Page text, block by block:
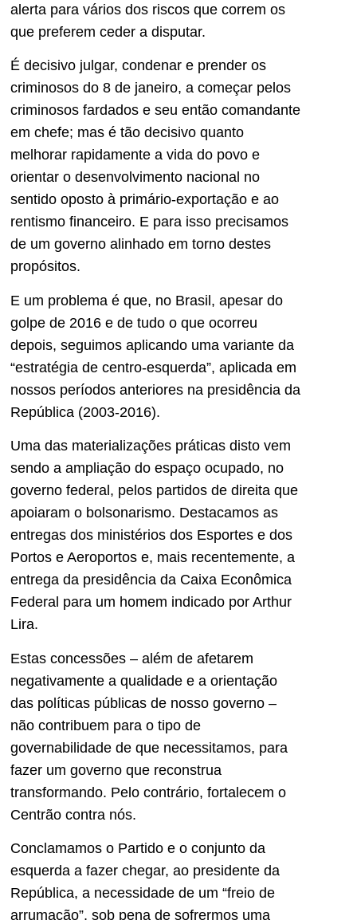
alerta para vários dos riscos que correm os
que preferem ceder a disputar.
É decisivo julgar, condenar e prender os
criminosos do 8 de janeiro, a começar pelos
criminosos fardados e seu então comandante
em chefe; mas é tão decisivo quanto
melhorar rapidamente a vida do povo e
orientar o desenvolvimento nacional no
sentido oposto à primário-exportação e ao
rentismo financeiro. E para isso precisamos
de um governo alinhado em torno destes
propósitos.
E um problema é que, no Brasil, apesar do
golpe de 2016 e de tudo o que ocorreu
depois, seguimos aplicando uma variante da
“estratégia de centro-esquerda”, aplicada em
nossos períodos anteriores na presidência da
República (2003-2016).
Uma das materializações práticas disto vem
sendo a ampliação do espaço ocupado, no
governo federal, pelos partidos de direita que
apoiaram o bolsonarismo. Destacamos as
entregas dos ministérios dos Esportes e dos
Portos e Aeroportos e, mais recentemente, a
entrega da presidência da Caixa Econômica
Federal para um homem indicado por Arthur
Lira.
Estas concessões – além de afetarem
negativamente a qualidade e a orientação
das políticas públicas de nosso governo –
não contribuem para o tipo de
governabilidade de que necessitamos, para
fazer um governo que reconstrua
transformando. Pelo contrário, fortalecem o
Centrão contra nós.
Conclamamos o Partido e o conjunto da
esquerda a fazer chegar, ao presidente da
República, a necessidade de um “freio de
arrumação”, sob pena de sofrermos uma